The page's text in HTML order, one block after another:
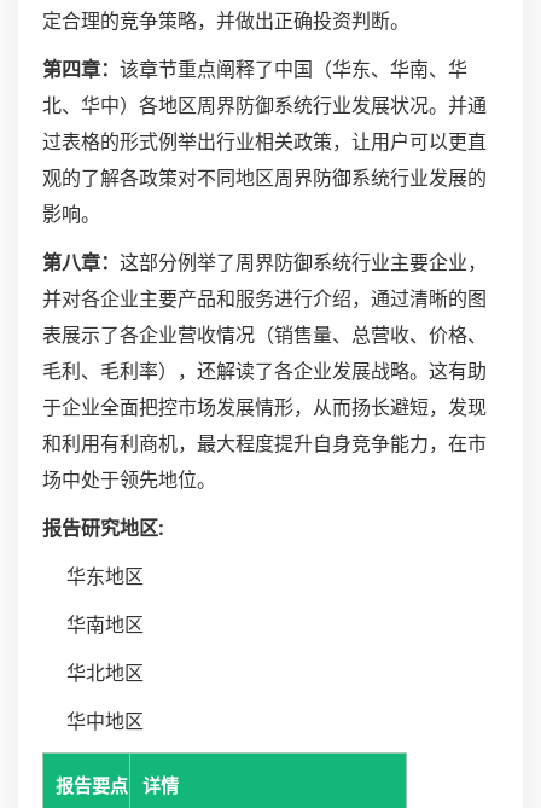
定合理的竞争策略，并做出正确投资判断。
第四章： 该章节重点阐释了中国（华东、华南、华
北、华中）各地区周界防御系统行业发展状况。并通
过表格的形式例举出行业相关政策，让用户可以更直
观的了解各政策对不同地区周界防御系统行业发展的
影响。
第八章： 这部分例举了周界防御系统行业主要企业，
并对各企业主要产品和服务进行介绍，通过清晰的图
表展示了各企业营收情况（销售量、总营收、价格、
毛利、毛利率），还解读了各企业发展战略。这有助
于企业全面把控市场发展情形，从而扬长避短，发现
和利用有利商机，最大程度提升自身竞争能力，在市
场中处于领先地位。
报告研究地区:
华东地区
华南地区
华北地区
华中地区
报告要点 详情